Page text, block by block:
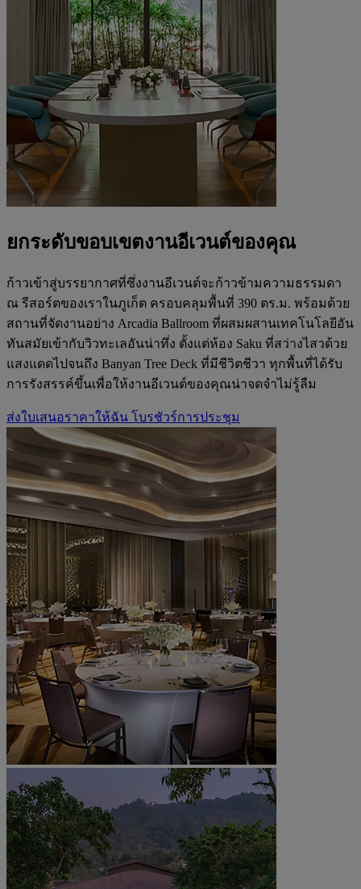
ยกระดับขอบเขตงานอีเวนต์ของคุณ
ก้าวเข้าสู่บรรยากาศที่ซึ่งงานอีเวนต์จะก้าวข้ามความธรรมดา
ณ รีสอร์ตของเราในภูเก็ต ครอบคลุมพื้นที่ 390 ตร.ม. พร้อมด้วย
สถานที่จัดงานอย่าง Arcadia Ballroom ที่ผสมผสานเทคโนโลยีอัน
ทันสมัยเข้ากับวิวทะเลอันน่าทึ่ง ตั้งแต่ห้อง Saku ที่สว่างไสวด้วย
แสงแดดไปจนถึง Banyan Tree Deck ที่มีชีวิตชีวา ทุกพื้นที่ได้รับ
การรังสรรค์ขึ้นเพื่อให้งานอีเวนต์ของคุณน่าจดจำไม่รู้ลืม
ส่งใบเสนอราคาให้ฉัน โบรชัวร์การประชุม